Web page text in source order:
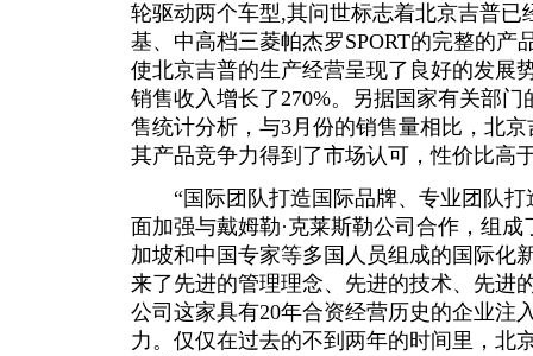
轮驱动两个车型,其问世标志着北京吉普
基、中高档三菱帕杰罗SPORT的完整的产
使北京吉普的生产经营呈现了良好的发展
销售收入增长了270%。另据国家有关部
售统计分析，与3月份的销售量相比，北
其产品竞争力得到了市场认可，性价比高
“国际团队打造国际品牌、专业团队打
面加强与戴姆勒·克莱斯勒公司合作，组
加坡和中国专家等多国人员组成的国际化
来了先进的管理理念、先进的技术、先进
公司这家具有20年合资经营历史的企业注
力。仅仅在过去的不到两年的时间里，北